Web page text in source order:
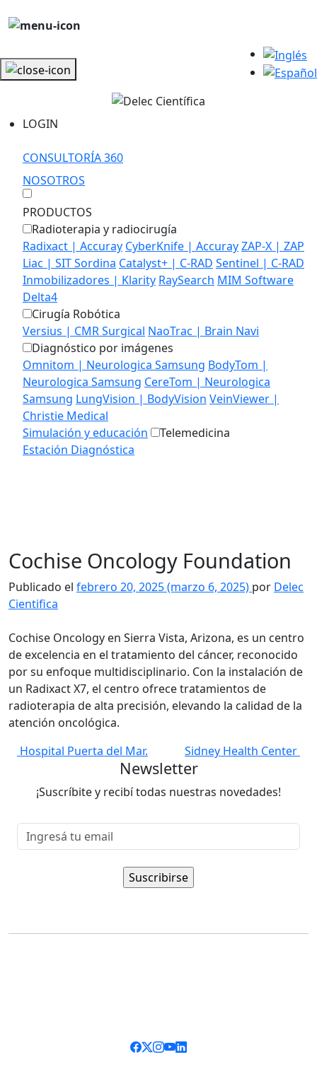
LOGIN
CONSULTORÍA 360
NOSOTROS
PRODUCTOS
Radioterapia y radiocirugía
Radixact | Accuray CyberKnife | AccurayZAP-X | ZAP
Liac | SIT Sordina Catalyst+ | C-RAD Sentinel | C-RAD
Inmobilizadores | Klarity RaySearch MIM Software
Delta4
Cirugía Robótica
Versius | CMR Surgical NaoTrac | Brain Navi
Diagnóstico por imágenes
Omnitom | Neurologica Samsung BodyTom |
Neurologica Samsung CereTom | Neurologica
Samsung LungVision | BodyVision VeinViewer |
Christie Medical
Simulación y educación
Telemedicina
Estación Diagnóstica
Cochise Oncology Foundation
Publicado el febrero 20, 2025(marzo 6, 2025) por Delec
Cientifica
Cochise Oncology en Sierra Vista, Arizona, es un centro
de excelencia en el tratamiento del cáncer, reconocido
por su enfoque multidisciplinario. Con la instalación de
un Radixact X7, el centro ofrece tratamientos de
radioterapia de alta precisión, elevando la calidad de la
atención oncológica.
Navegación
entradas
Hospital Puerta del Mar. Sidney Health Center
Newsletter
¡Suscríbite y recibí todas nuestras novedades!